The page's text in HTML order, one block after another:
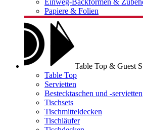
Einweg-Backformen &
Papiere & Folien
Table Top & Guest
Table Top
Servietten
Bestecktaschen und -servietten
Tischsets
Tischmitteldecken
Tischläufer